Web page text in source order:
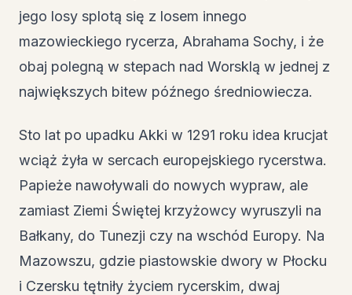
jego losy splotą się z losem innego
mazowieckiego rycerza, Abrahama Sochy, i że
obaj polegną w stepach nad Worsklą w jednej z
największych bitew późnego średniowiecza.
Sto lat po upadku Akki w 1291 roku idea krucjat
wciąż żyła w sercach europejskiego rycerstwa.
Papieże nawoływali do nowych wypraw, ale
zamiast Ziemi Świętej krzyżowcy wyruszyli na
Bałkany, do Tunezji czy na wschód Europy. Na
Mazowszu, gdzie piastowskie dwory w Płocku
i Czersku tętniły życiem rycerskim, dwaj